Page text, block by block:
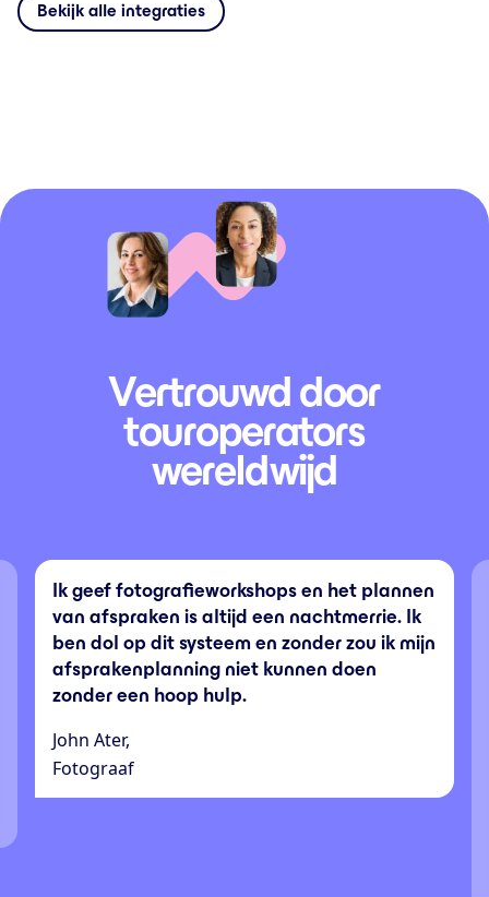
Bekijk alle integraties
Vertrouwd door
touroperators
wereldwijd
Binnen 5 minuten hadden we een
reserveringssysteem online! Binnen een uur
hadden we het ingericht en werkend. Dit
platform moet je zeker eens bekijken als je
behoefte hebt aan het eenvoudig snel en
reserveringssysteem. Voor de prijs van nog
geen kop koffie per week ben je klaar!